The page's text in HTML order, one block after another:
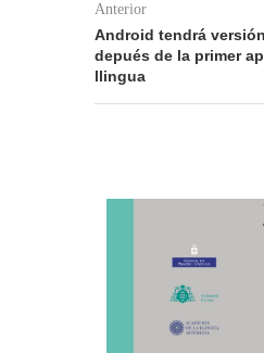
Anterior
Android tendrá
depués de la primer
llingua